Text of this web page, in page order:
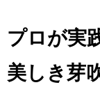
プロが実
美しき芽